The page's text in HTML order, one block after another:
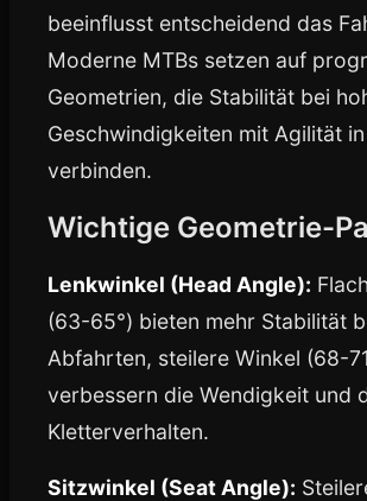
beeinflusst entscheidend das
Moderne MTBs setzen auf
Geometrien, die Stabilität bei
Geschwindigkeiten mit Agilität
verbinden.
Wichtige Geometrie-
Lenkwinkel (Head Angle):
(63-65°) bieten mehr Stabilität
Abfahrten, steilere Winkel (68-
verbessern die Wendigkeit und
Kletterverhalten.
Sitzwinkel (Seat Angle):